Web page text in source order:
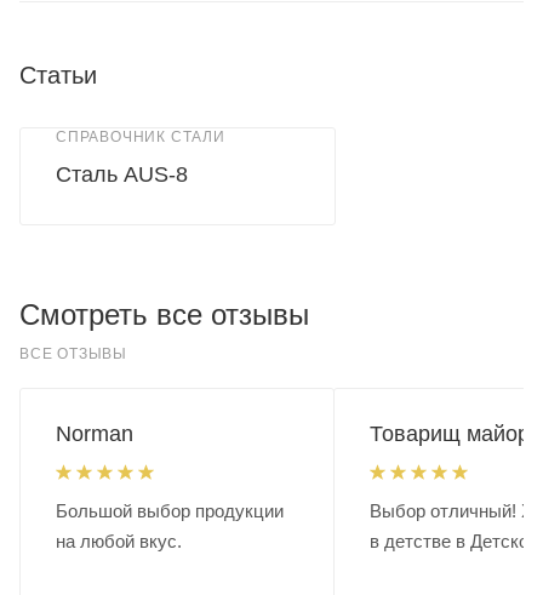
Статьи
СПРАВОЧНИК СТАЛИ
Сталь AUS-8
Смотреть все отзывы
ВСЕ ОТЗЫВЫ
Norman
Большой выбор продукции
на любой вкус.
Товарищ майор.
Выбор отличный!
в детстве в